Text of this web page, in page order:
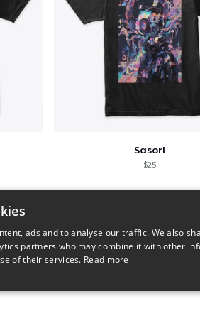
Sasori
$25
ads and to analyse our traffic. We also
partners who may combine it with other
of their services. Read more